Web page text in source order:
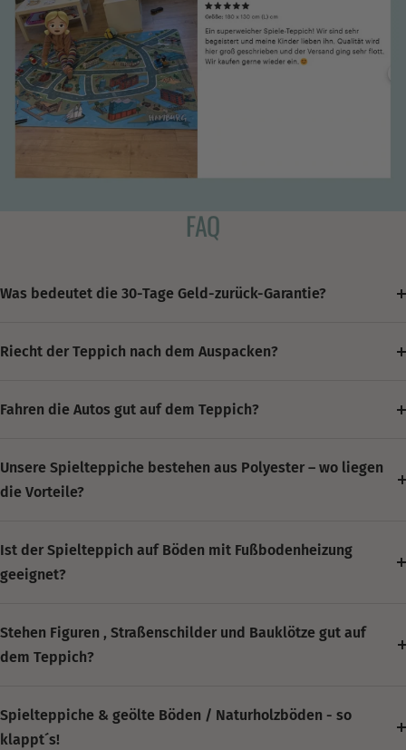
FAQ
Was bedeutet die 30-Tage Geld-zurück-Garantie?
Riecht der Teppich nach dem Auspacken?
Fahren die Autos gut auf dem Teppich?
Unsere Spielteppiche bestehen aus Polyester – wo liegen
die Vorteile?
Ist der Spielteppich auf Böden mit Fußbodenheizung
geeignet?
Stehen Figuren , Straßenschilder und Bauklötze gut auf
dem Teppich?
Spielteppiche & geölte Böden / Naturholzböden - so
klappt´s!